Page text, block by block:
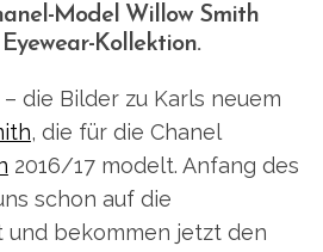
Model Willow Smith
Kollektion.
die Bilder zu Karls neuem
, die für die Chanel
2016/17 modelt. Anfang des
schon auf die
und bekommen jetzt den